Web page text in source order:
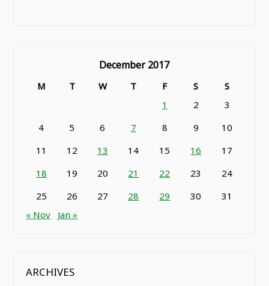
December 2017
M T W T F S
S
1
2
3
4
5 6 7 8 9
10
11
12 13 14 15 16
17
18
19 20 21 22 23
24
25
26 27 28 29 30
31
« Nov
Jan »
ARCHIVES